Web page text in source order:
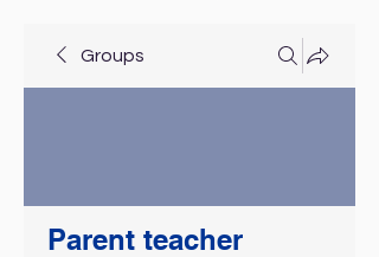
Groups
Parent teacher